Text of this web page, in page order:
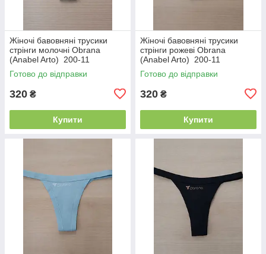
Жіночі бавовняні трусики
стрінги молочні Obrana
(Anabel Arto) 200-11
Готово до відправки
320 ₴
Купити
Жіночі бавовняні трусики
стрінги рожеві Obrana
(Anabel Arto) 200-11
Готово до відправки
320 ₴
Купити